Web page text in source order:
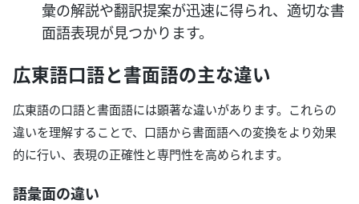
彙の解説や翻訳提案が迅速に得られ、適切な書
面語表現が見つかります。
広東語口語と書面語の主な違い
広東語の口語と書面語には顕著な違いがあります。これらの
違いを理解することで、口語から書面語への変換をより効果
的に行い、表現の正確性と専門性を高められます。
語彙面の違い